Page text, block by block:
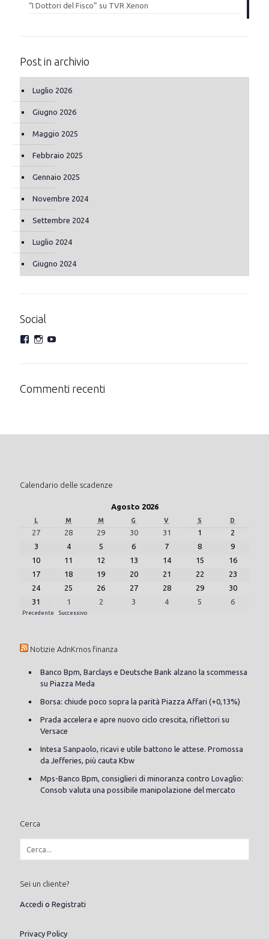
“I Dottori del Fisco” su TVR Xenon
Post in archivio
Luglio 2026
Giugno 2026
Maggio 2025
Febbraio 2025
Gennaio 2025
Novembre 2024
Settembre 2024
Luglio 2024
Giugno 2024
Social
Commenti recenti
Calendario delle scadenze
Agosto 2026
L M M G V S D
27 28 29 30 31 1
2
3
4 5 6 7 8
9
10
11 12 13 14 15
16
17
18 19 20 21 22
23
24
25 26 27 28 29
30
31
1 2 3 4 5 6
Precedente Successivo
Notizie AdnKrnos finanza
Banco Bpm, Barclays e Deutsche Bank alzano la scommessa
su Piazza Meda
Borsa: chiude poco sopra la parità Piazza Affari (+0,13%)
Prada accelera e apre nuovo ciclo crescita, riflettori su
Versace
Intesa Sanpaolo, ricavi e utile battono le attese. Promossa
da Jefferies, più cauta Kbw
Mps-Banco Bpm, consiglieri di minoranza contro Lovaglio:
Consob valuta una possibile manipolazione del mercato
Cerca
Sei un cliente?
Accedi o Registrati
Privacy Policy